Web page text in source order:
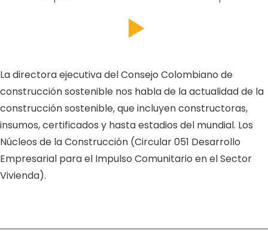
La directora ejecutiva del Consejo Colombiano de
construcción sostenible nos habla de la actualidad de la
construcción sostenible, que incluyen constructoras,
insumos, certificados y hasta estadios del mundial. Los
Núcleos de la Construcción (Circular 051 Desarrollo
Empresarial para el Impulso Comunitario en el Sector
Vivienda).